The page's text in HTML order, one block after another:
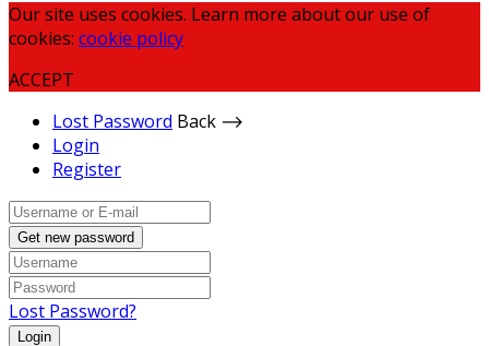
Our site uses cookies. Learn more about our use of
cookies: cookie policy
ACCEPT
Lost Password Back ⟶
Login
Register
Get new password
Lost Password?
Login